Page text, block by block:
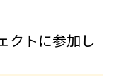
クトに参加し